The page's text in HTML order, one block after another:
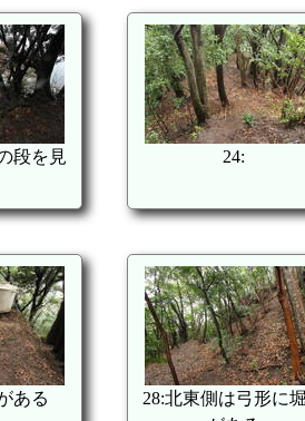
段を見
24:
ある
28:北東側は弓形に